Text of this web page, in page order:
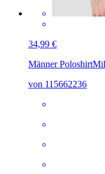
34,99 €
Männer Poloshirt
von 115662236